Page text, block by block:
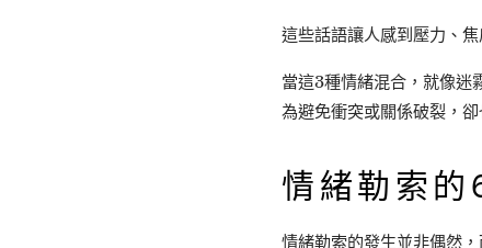
這些話語讓人感到壓力、
當這3種情緒混合，就像迷
為避免衝突或關係破裂，
情緒勒索的
情緒勒索的發生並非偶然